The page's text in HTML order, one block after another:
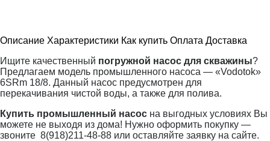
Описание Характеристики Как купить Оплата Доставка
Ищите качественный погружной насос для скважины?
Предлагаем модель промышленного насоса — «Vodotok»
6SRm 18/8. Данный насос предусмотрен для
перекачивания чистой воды, а также для полива.
Купить промышленный насос на выгодных условиях Вы
можете не выходя из дома! Нужно оформить покупку —
звоните 8(918)211-48-88 или оставляйте заявку на сайте.